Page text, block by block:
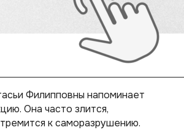
Филипповны напоминает
Она часто злится,
к саморазрушению.